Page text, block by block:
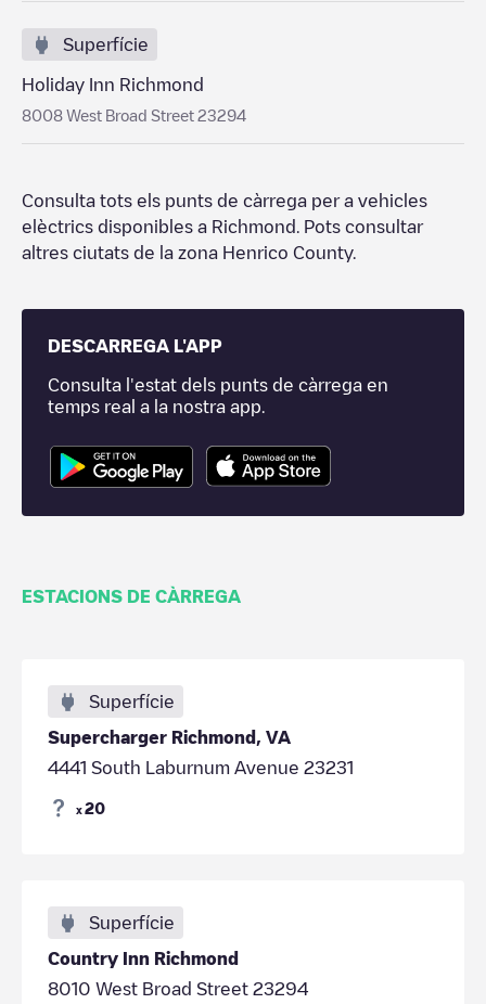
Superfície
Holiday Inn Richmond
8008 West Broad Street 23294
Consulta tots els punts de càrrega per a vehicles
elèctrics disponibles a Richmond
. Pots consultar
altres ciutats de la zona Henrico County.
DESCARREGA L'APP
Consulta l'estat dels punts de càrrega en
temps real a la nostra app.
ESTACIONS DE CÀRREGA
Superfície
Supercharger Richmond, VA
4441 South Laburnum Avenue 23231
x 20
Superfície
Country Inn Richmond
8010 West Broad Street 23294